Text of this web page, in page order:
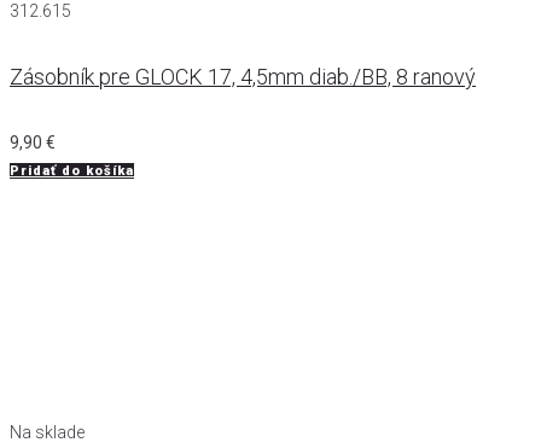
312.615
Zásobník pre GLOCK 17, 4,5mm diab./BB, 8 ranový
9,90 €
Pridať do košíka
Na sklade